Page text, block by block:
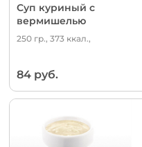
Суп куриный с
вермишелью
250 гр., 373 ккал.,
84 руб.